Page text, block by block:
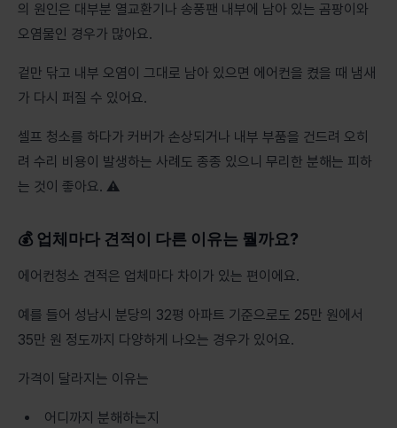
의 원인은 대부분 열교환기나 송풍팬 내부에 남아 있는 곰팡이와
오염물인 경우가 많아요.
겉만 닦고 내부 오염이 그대로 남아 있으면 에어컨을 켰을 때 냄새
가 다시 퍼질 수 있어요.
셀프 청소를 하다가 커버가 손상되거나 내부 부품을 건드려 오히
려 수리 비용이 발생하는 사례도 종종 있으니 무리한 분해는 피하
는 것이 좋아요. ⚠️
💰 업체마다 견적이 다른 이유는 뭘까요?
에어컨청소 견적은 업체마다 차이가 있는 편이에요.
예를 들어 성남시 분당의 32평 아파트 기준으로도 25만 원에서
35만 원 정도까지 다양하게 나오는 경우가 있어요.
가격이 달라지는 이유는
어디까지 분해하는지